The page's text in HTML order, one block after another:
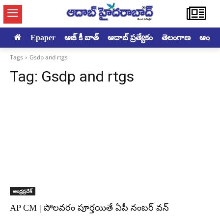
Epaper ఆజ్ కీ బాత్ ఆదాబ్ ప్రత్యేకం తెలంగాణ
Tags Gsdp and rtgs
Tag: Gsdp and rtgs
ఆంధ్రప్రదేశ్
AP CM | పోలవరం పూర్తయితే ఏపీ నంబర్ వన్